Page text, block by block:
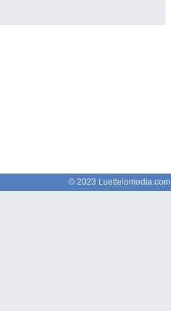
© 2023 Luettelomedia.com